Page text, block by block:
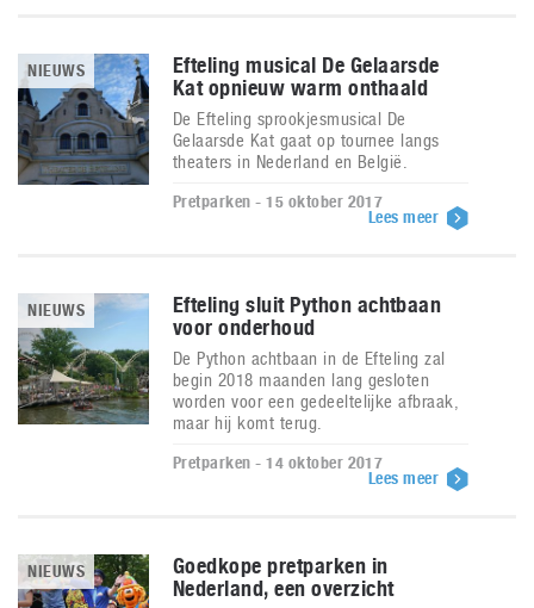
NIEUWS
Efteling musical De Gelaarsde
Kat opnieuw warm onthaald
De Efteling sprookjesmusical De
Gelaarsde Kat gaat op tournee langs
theaters in Nederland en België.
Pretparken - 15 oktober 2017
Lees meer
NIEUWS
Efteling sluit Python achtbaan
voor onderhoud
De Python achtbaan in de Efteling zal
begin 2018 maanden lang gesloten
worden voor een gedeeltelijke afbraak,
maar hij komt terug.
Pretparken - 14 oktober 2017
Lees meer
NIEUWS
Goedkope pretparken in
Nederland, een overzicht